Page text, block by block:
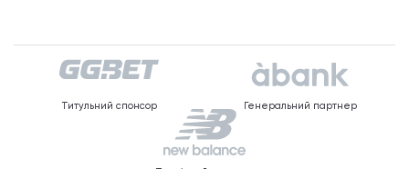
Титульний спонсор Генеральний партнер